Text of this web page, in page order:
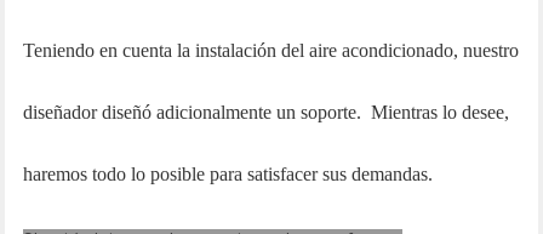
Teniendo en cuenta la instalación del aire acondicionado, nuestro
diseñador diseñó adicionalmente un soporte. Mientras lo desee,
haremos todo lo posible para satisfacer sus demandas.